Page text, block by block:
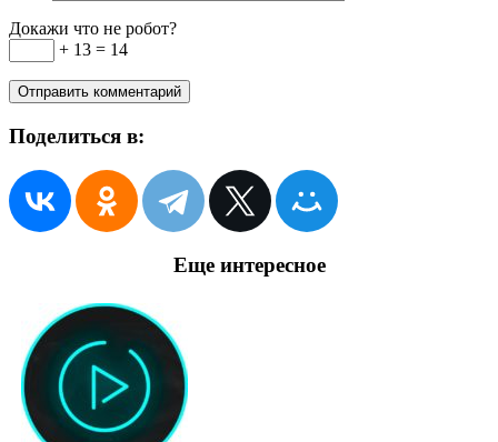
Докажи что не робот?
+ 13 = 14
Поделиться в:
Еще интересное